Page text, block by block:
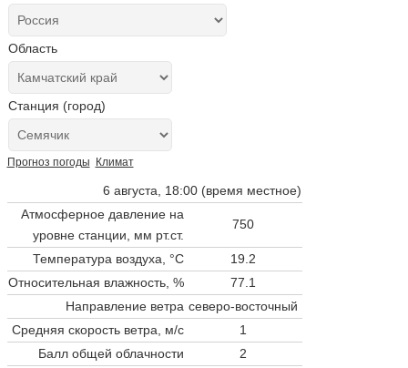
Область
Станция (город)
Прогноз погоды Климат
6 августа, 18:00 (время местное)
Атмосферное давление на
уровне станции, мм рт.ст.
750
Температура воздуха, °C
19.2
Относительная влажность, %
77.1
Направление ветра северо-восточный
Средняя скорость ветра, м/с
1
Балл общей облачности
2